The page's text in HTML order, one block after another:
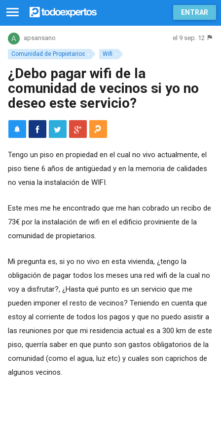
ENTRAR
Comunidad de Propietarios Wifi
apsansano el 9 sep. 12
¿Debo pagar wifi de la
comunidad de vecinos si yo no
deseo este servicio?
Tengo un piso en propiedad en el cual no vivo actualmente, el
piso tiene 6 años de antigüedad y en la memoria de calidades
no venia la instalación de WIFI.
Este mes me he encontrado que me han cobrado un recibo de
73€ por la instalación de wifi en el edificio proviniente de la
comunidad de propietarios.
Mi pregunta es, si yo no vivo en esta vivienda, ¿tengo la
obligación de pagar todos los meses una red wifi de la cual no
voy a disfrutar?, ¿Hasta qué punto es un servicio que me
pueden imponer el resto de vecinos? Teniendo en cuenta que
estoy al corriente de todos los pagos y que no puedo asistir a
las reuniones por que mi residencia actual es a 300 km de este
piso, querría saber en que punto son gastos obligatorios de la
comunidad (como el agua, luz etc) y cuales son caprichos de
algunos vecinos.